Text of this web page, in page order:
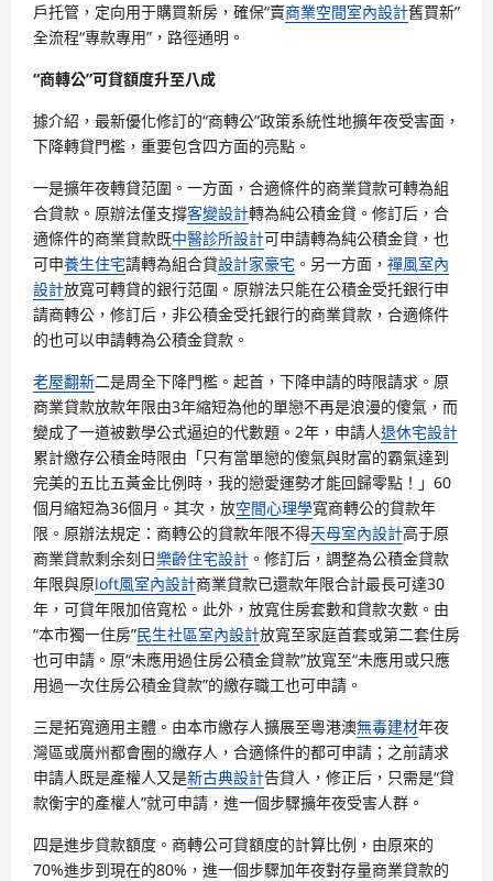
戶托管，定向用于購買新房，確保“賣商業空間室內設計舊買新”
全流程“專款專用”，路徑通明。
“商轉公”可貸額度升至八成
據介紹，最新優化修訂的“商轉公”政策系統性地擴年夜受害面，
下降轉貸門檻，重要包含四方面的亮點。
一是擴年夜轉貸范圍。一方面，合適條件的商業貸款可轉為組
合貸款。原辦法僅支撐客變設計轉為純公積金貸。修訂后，合
適條件的商業貸款既中醫診所設計可申請轉為純公積金貸，也
可申養生住宅請轉為組合貸設計家豪宅 。另一方面， 禪風室內
設計放寬可轉貸的銀行范圍。原辦法只能在公積金受托銀行申
請商轉公，修訂后，非公積金受托銀行的商業貸款，合適條件
的也可以申請轉為公積金貸款。
老屋翻新二是周全下降門檻。起首，下降申請的時限請求。原
商業貸款放款年限由3年縮短為他的單戀不再是浪漫的傻氣，而
變成了一道被數學公式逼迫的代數題。2年，申請人退休宅設計
累計繳存公積金時限由「只有當單戀的傻氣與財富的霸氣達到
完美的五比五黃金比例時，我的戀愛運勢才能回歸零點！」60
個月縮短為36個月。其次，放空間心理學寬商轉公的貸款年
限。原辦法規定：商轉公的貸款年限不得天母室內設計高于原
商業貸款剩余刻日樂齡住宅設計 。修訂后，調整為公積金貸款
年限與原loft風室內設計商業貸款已還款年限合計最長可達30
年，可貸年限加倍寬松。此外，放寬住房套數和貸款次數。由
“本市獨一住房”民生社區室內設計放寬至家庭首套或第二套住房
也可申請。原“未應用過住房公積金貸款”放寬至“未應用或只應
用過一次住房公積金貸款”的繳存職工也可申請。
三是拓寬適用主體。由本市繳存人擴展至粵港澳無毒建材年夜
灣區或廣州都會圈的繳存人，合適條件的都可申請；之前請求
申請人既是產權人又是新古典設計告貸人，修正后，只需是“貸
款衡宇的產權人”就可申請，進一個步驟擴年夜受害人群。
四是進步貸款額度。商轉公可貸額度的計算比例，由原來的
70%進步到現在的80%，進一個步驟加年夜對存量商業貸款的